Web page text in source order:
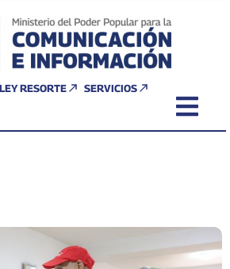
LEY RESORTE SERVICIOS